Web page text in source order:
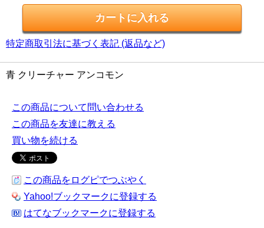
特定商取引法に基づく表記 (返品など)
青 クリーチャー アンコモン
この商品について問い合わせる
この商品を友達に教える
買い物を続ける
この商品をログピでつぶやく
Yahoo!ブックマークに登録する
はてなブックマークに登録する